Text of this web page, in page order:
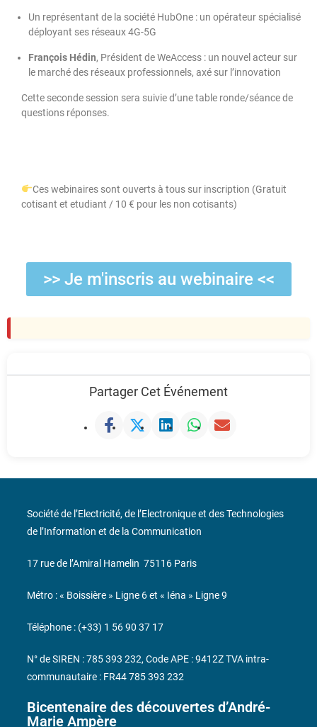
Un représentant de la société HubOne : un opérateur spécialisé
déployant ses réseaux 4G-5G
François Hédin, Président de WeAccess : un nouvel acteur sur
le marché des réseaux professionnels, axé sur l’innovation
Cette seconde session sera suivie d’une table ronde/séance de
questions réponses.
Ces webinaires sont ouverts à tous sur inscription (Gratuit
cotisant et etudiant / 10 € pour les non cotisants)
>> Je m'inscris au webinaire <<
Partager Cet Événement
Bicentenaire des découvertes d’André-
Marie Ampère
Société de l’Electricité, de l’Electronique et des Technologies
de l’Information et de la Communication
17 rue de l’Amiral Hamelin 75116 Paris
Métro : « Boissière » Ligne 6 et « Iéna » Ligne 9
Téléphone : (+33) 1 56 90 37 17
N° de SIREN : 785 393 232, Code APE : 9412Z TVA intra-
communautaire : FR44 785 393 232